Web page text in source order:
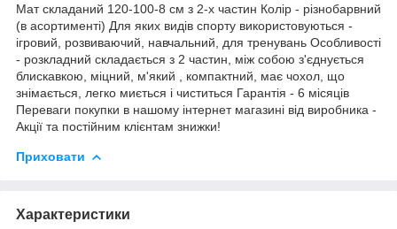
Мат складаний 120-100-8 см з 2-х частин Колір - різнобарвний
(в асортименті) Для яких видів спорту використовуються -
ігровий, розвиваючий, навчальний, для тренувань Особливості
- розкладний складається з 2 частин, між собою з'єднується
блискавкою, міцний, м'який , компактний, має чохол, що
знімається, легко миється і чиститься Гарантія - 6 місяців
Переваги покупки в нашому інтернет магазині від виробника -
Акції та постійним клієнтам знижки!
Приховати
Характеристики